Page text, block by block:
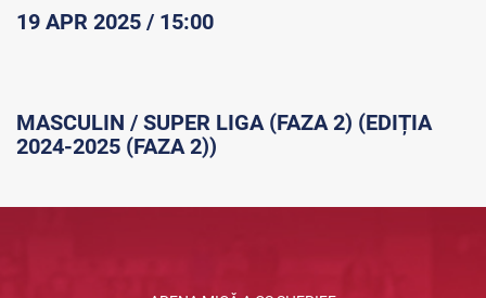
19 APR 2025 / 15:00
MASCULIN / SUPER LIGA (FAZA 2) (EDIȚIA
2024-2025 (FAZA 2))